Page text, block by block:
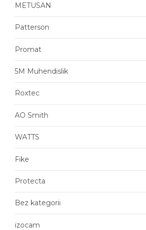
METUSAN
Patterson
Promat
5M Muhendislik
Roxtec
AO Smith
WATTS
Fike
Protecta
Bez kategorii
izocam